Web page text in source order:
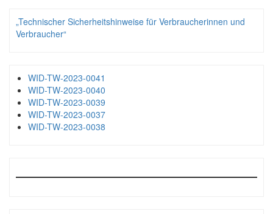
„Technischer Sicherheitshinweise für Verbraucherinnen und
Verbraucher“
WID-TW-2023-0041
WID-TW-2023-0040
WID-TW-2023-0039
WID-TW-2023-0037
WID-TW-2023-0038